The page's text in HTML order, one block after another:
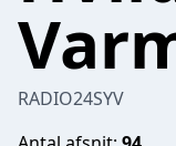
RADIO24SYV